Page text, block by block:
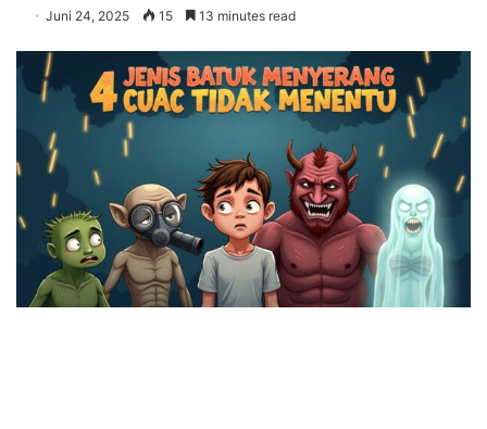
Juni 24, 2025 15 13 minutes read